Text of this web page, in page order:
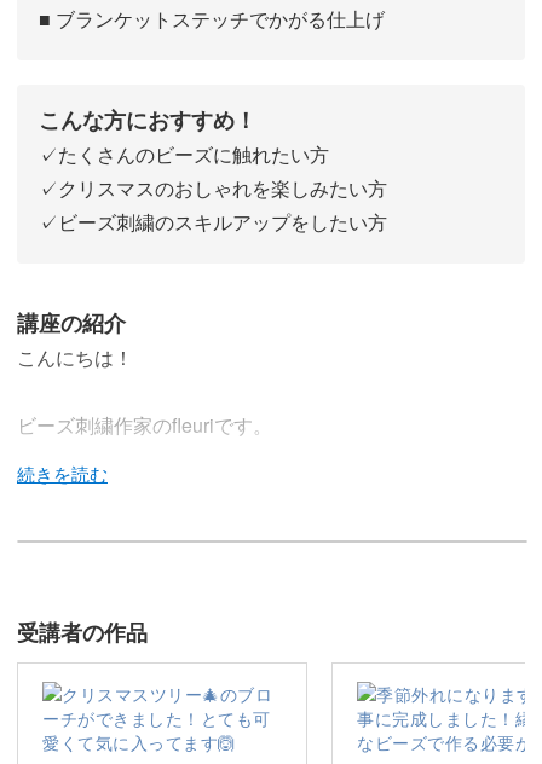
■ ブランケットステッチでかがる仕上げ
こんな方におすすめ！
✓たくさんのビーズに触れたい方
✓クリスマスのおしゃれを楽しみたい方
✓ビーズ刺繍のスキルアップをしたい方
講座の紹介
こんにちは！
ビーズ刺繍作家のfleuriです。
今回のレッスンでは、クリスマスにぴったりなツリー型の
ブローチを作っていきます。
受講者の作品